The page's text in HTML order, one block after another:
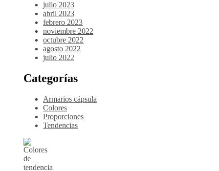
julio 2023
abril 2023
febrero 2023
noviembre 2022
octubre 2022
agosto 2022
julio 2022
Categorías
Armarios cápsula
Colores
Proporciones
Tendencias